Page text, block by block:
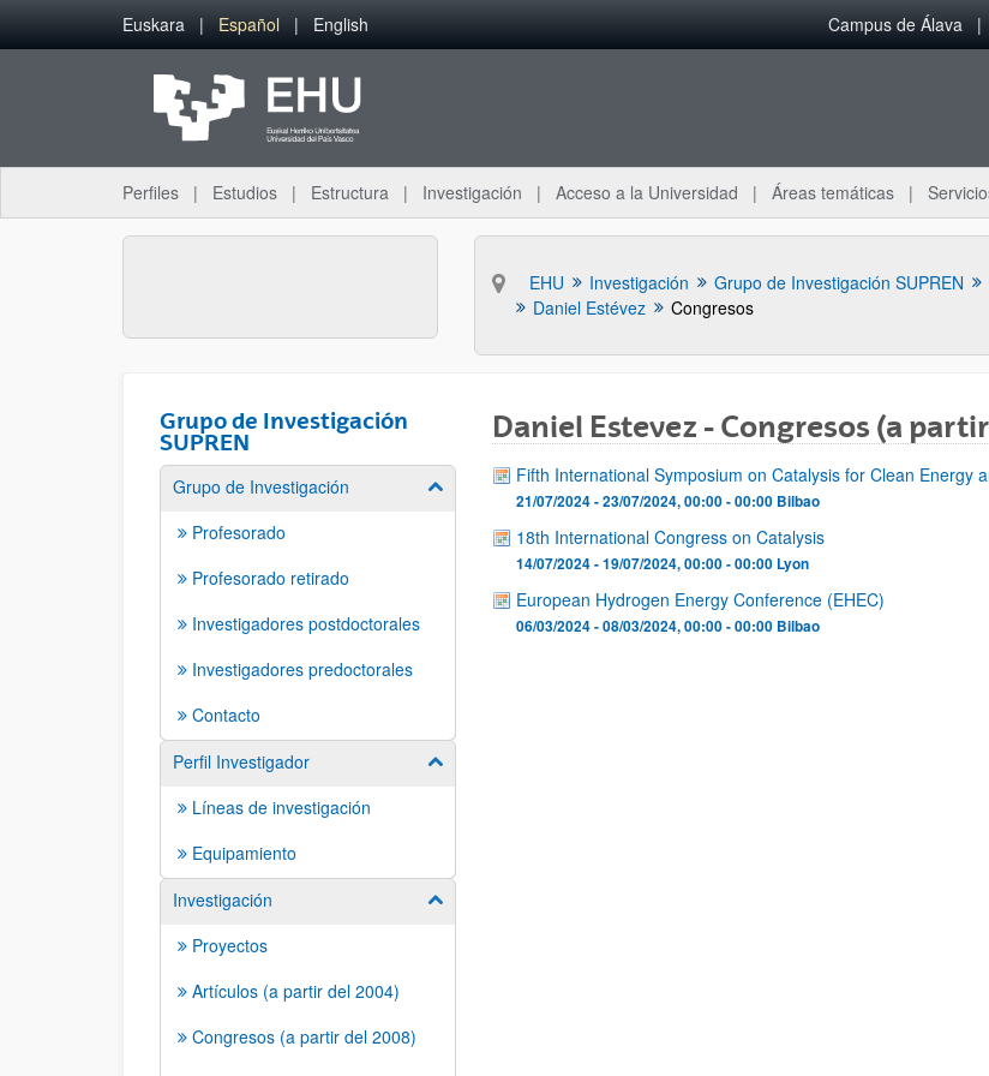
Saltar al contenido principal
Euskara Español English Campus de Álava
Perfiles Estudios Estructura Investigación Acceso a la Universidad Áreas temáticas
EHU Investigación Grupo de Investigación SUPREN
Daniel Estévez
Congresos
Grupo de Investigación
SUPREN
Grupo de Investigación Mostrar/ocultar subpáginas
Profesorado
Profesorado retirado
Investigadores postdoctorales
Investigadores predoctorales
Contacto
Perfil Investigador
Mostrar/ocultar subpáginas
Líneas de investigación
Equipamiento
Investigación
Mostrar/ocultar subpáginas
Proyectos
Artículos (a partir del 2004)
Congresos (a partir del 2008)
Daniel Estevez - Congresos (a
Fifth International Symposium on Catalysis for Clean Energy
21/07/2024 - 23/07/2024, 00:00 - 00:00 Bilbao
18th International Congress on Catalysis
14/07/2024 - 19/07/2024, 00:00 - 00:00 Lyon
European Hydrogen Energy Conference (EHEC)
06/03/2024 - 08/03/2024, 00:00 - 00:00 Bilbao